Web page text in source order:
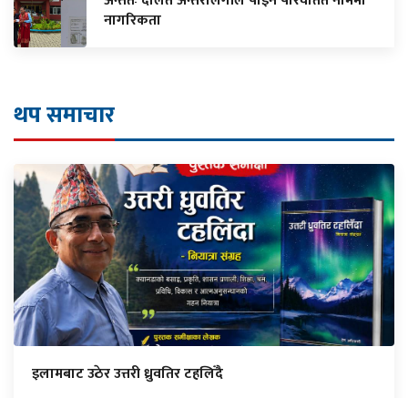
नागरिकता
थप समाचार
इलामबाट उठेर उत्तरी ध्रुवतिर टहलिँदै